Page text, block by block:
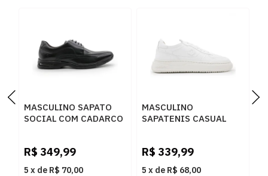
MASCULINO SAPATO
SOCIAL COM CADARCO
R$ 349,99
5 x de R$ 70,00
MASCULINO
SAPATENIS CASUAL
R$ 339,99
5 x de R$ 68,00